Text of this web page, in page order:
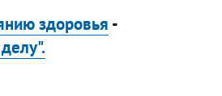
здоровья -